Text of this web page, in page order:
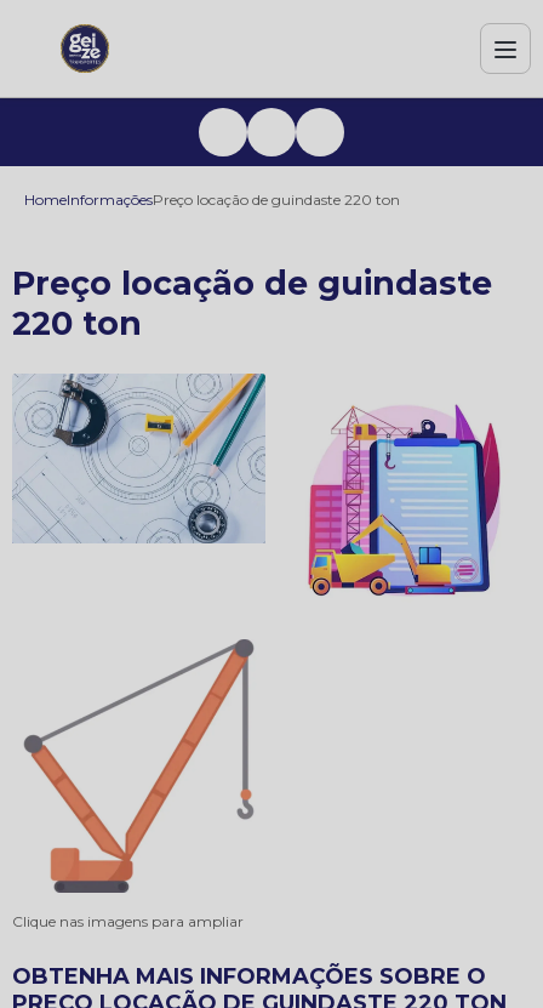
HomeInformaçõesPreço locação de guindaste 220 ton
Preço locação de guindaste
220 ton
Clique nas imagens para ampliar
OBTENHA MAIS INFORMAÇÕES SOBRE O